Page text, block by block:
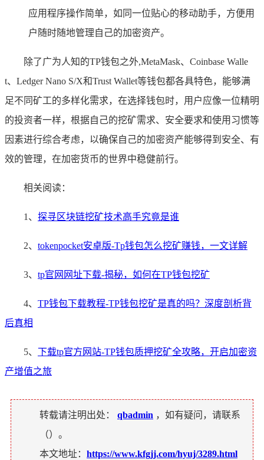
应用程序操作简单，如同一位贴心的移动助手，方便用
户随时随地管理自己的加密资产。
除了广为人知的TP钱包之外,MetaMask、Coinbase Walle
t、Ledger Nano S/X和Trust Wallet等钱包都各具特色，能够满
足不同矿工的多样化需求，在选择钱包时，用户应像一位精明
的投资者一样，根据自己的挖矿需求、安全要求和使用习惯等
因素进行综合考虑，以确保自己的加密资产能够得到安全、有
效的管理，在加密货币的世界中稳健前行。
相关阅读：
1、 探寻区块链挖矿技术高手究竟是谁
2、 tokenpocket安卓版-Tp钱包怎么挖矿赚钱，一文详解
3、 tp官网网址下载-揭秘，如何在TP钱包挖矿
4、 TP钱包下载教程-TP钱包挖矿是真的吗？深度剖析背
后真相
5、 下载tp官方网站-TP钱包质押挖矿全攻略，开启加密资
产增值之旅
转载请注明出处： qbadmin ，如有疑问，请联系
（）。
本文地址： https://www.kfgjj.com/hyuj/3289.html